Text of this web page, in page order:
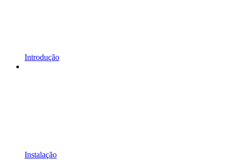
Introdução
Instalação